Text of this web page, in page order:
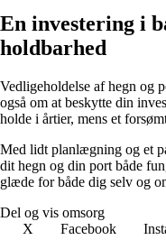
En investering i
holdbarhed
Vedligeholdelse af hegn og
også om at beskytte din
holde i årtier, mens et
Med lidt planlægning og et
dit hegn og din port både
glæde for både dig selv og
Del og vis omsorg
X
Facebook